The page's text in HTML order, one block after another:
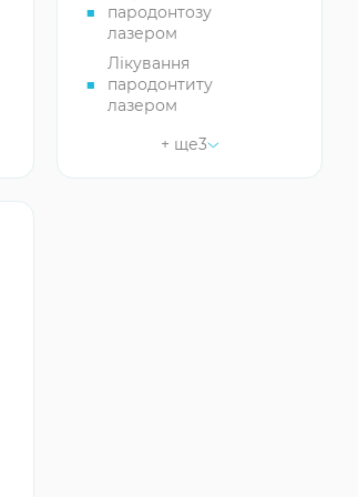
пародонтозу
лазером
Лікування
пародонтиту
лазером
Лікування ясен
лазером
+ ще3